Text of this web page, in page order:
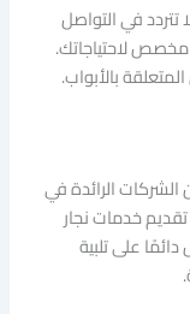
في التواصل
لاحتياجاتك.
بالأبواب.
الرائدة في
خدمات نجار
على تلبية